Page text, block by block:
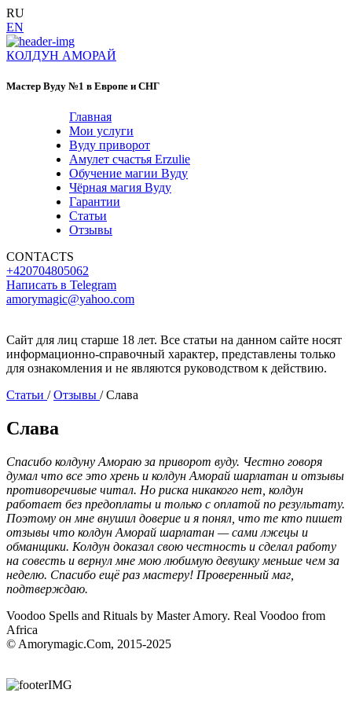
RU
EN
КОЛДУН АМОРАЙ
Мастер Вуду №1 в Европе и СНГ
Главная
Мои услуги
Вуду приворот
Амулет счастья Erzulie
Обучение магии Вуду
Чёрная магия Вуду
Гарантии
Статьи
Отзывы
CONTACTS
+420704805062
Написать в Telegram
amorymagic@yahoo.com
Сайт для лиц старше 18 лет. Все статьи на данном сайте носят
информационно-справочный характер, представлены только
для ознакомления и не являются руководством к действию.
Статьи / Отзывы / Слава
Слава
Спасибо колдуну Амораю за приворот вуду. Честно говоря
думал что все это хрень и колдун Аморай шарлатан и отзывы
противоречивые читал. Но риска никакого нет, колдун
работает без предоплаты и только с оплатой по результату.
Поэтому он мне внушил доверие и я понял, что те кто пишет
отзывы что колдун Аморай шарлатан — сами лжецы и
обманщики. Колдун доказал свою честность и сделал работу
на совесть и вернул мне мою любимую девушку меньше чем за
неделю. Спасибо ещё раз мастеру! Проверенный маг,
подтверждаю.
Voodoo Spells and Rituals by Master Amory. Real Voodoo from
Africa
© Amorymagic.Com, 2015-2025